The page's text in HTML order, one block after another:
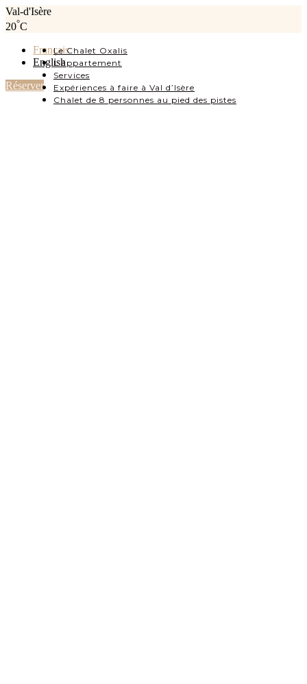
Val-d'Isère
20°C
Français
English
Réserver
Le Chalet Oxalis
L’appartement
Services
Expériences à faire à Val d’Isère
Chalet de 8 personnes au pied des pistes